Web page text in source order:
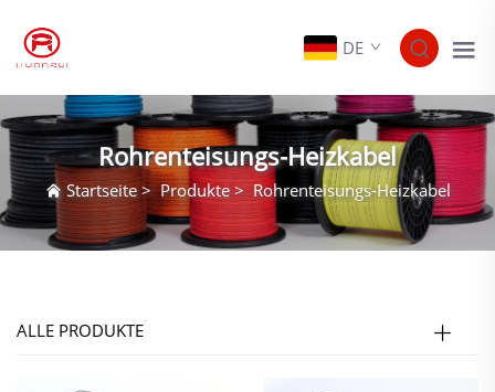
DE
Rohrenteisungs-Heizkabel
Startseite>Produkte>Rohrenteisungs-Heizkabel
ALLE PRODUKTE